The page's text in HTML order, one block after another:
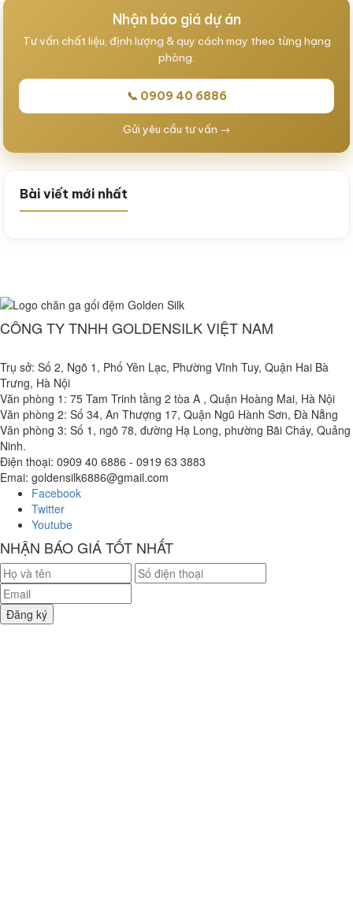
Nhận báo giá dự án
Tư vấn chất liệu, định lượng & quy cách may theo từng hạng
phòng.
📞 0909 40 6886
Gửi yêu cầu tư vấn →
Bài viết mới nhất
CÔNG TY TNHH GOLDENSILK VIỆT NAM
Trụ sở: Số 2, Ngõ 1, Phố Yên Lạc, Phường Vĩnh Tuy, Quận Hai Bà
Trưng, Hà Nội
Văn phòng 1: 75 Tam Trinh tầng 2 tòa A , Quận Hoàng Mai, Hà Nội
Văn phòng 2: Số 34, An Thượng 17, Quận Ngũ Hành Sơn, Đà Nẵng
Văn phòng 3: Số 1, ngõ 78, đường Hạ Long, phường Bãi Cháy, Quảng
Ninh.
Điện thoại: 0909 40 6886 - 0919 63 3883
Emai: goldensilk6886@gmail.com
Facebook
Twitter
Youtube
NHẬN BÁO GIÁ TỐT NHẤT